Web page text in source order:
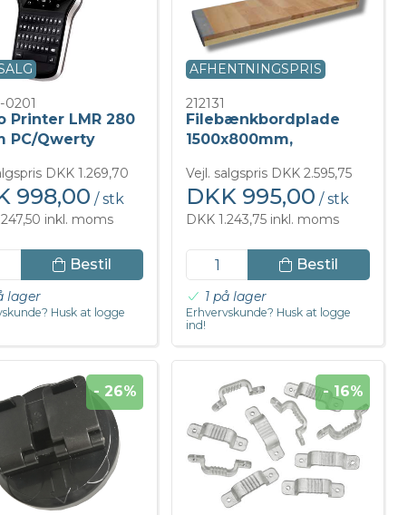
0201
Printer LMR 280
PC/Qwerty
DKK 1.269,70
998,00 / stk
inkl. moms
Bestil
lager
Husk at logge
AFHENTNINGSPRIS
212131
Filebænkbordplade
1500x800mm,
Vejl. salgspris DKK 2.595,75
DKK 995,00 / stk
DKK 1.243,75 inkl. moms
Bestil
1 på lager
Erhvervskunde? Husk at logge
ind!
- 26% - 16%